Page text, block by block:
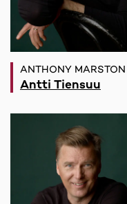
ANTHONY MARSTON
Antti Tiensuu